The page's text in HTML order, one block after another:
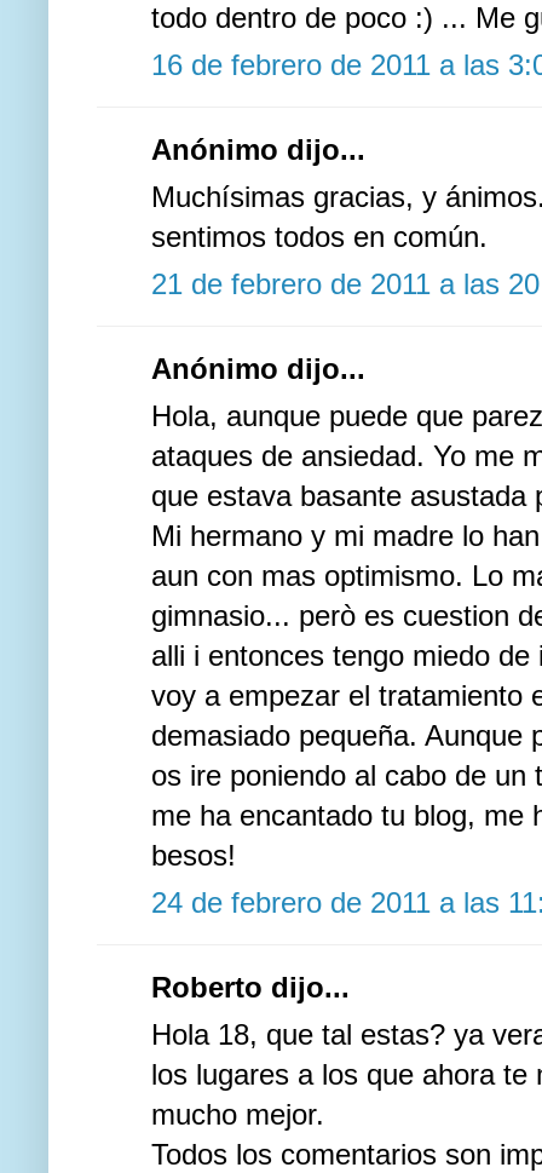
todo dentro de poco :) ... Me
16 de febrero de 2011 a las
Anónimo dijo...
Muchísimas gracias, y
sentimos todos en común.
21 de febrero de 2011 a las
Anónimo dijo...
Hola, aunque puede que
ataques de ansiedad. Yo me
que estava basante asustada
Mi hermano y mi madre lo
aun con mas optimismo. Lo
gimnasio... però es cuestion
alli i entonces tengo miedo
voy a empezar el tratamiento
demasiado pequeña. Aunque
os ire poniendo al cabo de
me ha encantado tu blog, me
besos!
24 de febrero de 2011 a las
Roberto dijo...
Hola 18, que tal estas? ya
los lugares a los que ahora
mucho mejor.
Todos los comentarios son